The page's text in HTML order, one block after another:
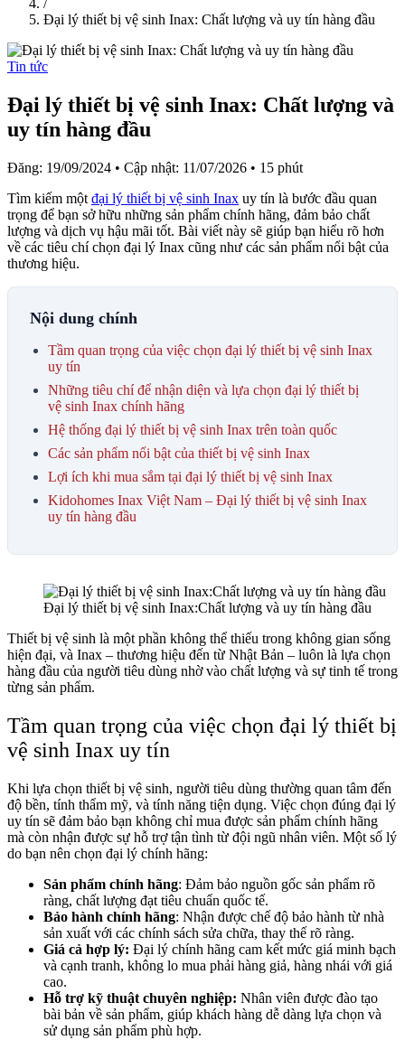
/
Đại lý thiết bị vệ sinh Inax: Chất lượng và uy tín hàng đầu
Tin tức
Đại lý thiết bị vệ sinh Inax: Chất lượng và
uy tín hàng đầu
Đăng: 19/09/2024 • Cập nhật: 11/07/2026 • 15 phút
Tìm kiếm một đại lý thiết bị vệ sinh Inax uy tín là bước đầu quan
trọng để bạn sở hữu những sản phẩm chính hãng, đảm bảo chất
lượng và dịch vụ hậu mãi tốt. Bài viết này sẽ giúp bạn hiểu rõ hơn
về các tiêu chí chọn đại lý Inax cũng như các sản phẩm nổi bật của
thương hiệu.
Nội dung chính
Tầm quan trọng của việc chọn đại lý thiết bị vệ sinh Inax
uy tín
Những tiêu chí để nhận diện và lựa chọn đại lý thiết bị
vệ sinh Inax chính hãng
Hệ thống đại lý thiết bị vệ sinh Inax trên toàn quốc
Các sản phẩm nổi bật của thiết bị vệ sinh Inax
Lợi ích khi mua sắm tại đại lý thiết bị vệ sinh Inax
Kidohomes Inax Việt Nam – Đại lý thiết bị vệ sinh Inax
uy tín hàng đầu
Đại lý thiết bị vệ sinh Inax:Chất lượng và uy tín hàng đầu
Thiết bị vệ sinh là một phần không thể thiếu trong không gian sống
hiện đại, và Inax – thương hiệu đến từ Nhật Bản – luôn là lựa chọn
hàng đầu của người tiêu dùng nhờ vào chất lượng và sự tinh tế trong
từng sản phẩm.
Tầm quan trọng của việc chọn đại lý thiết bị
vệ sinh Inax uy tín
Khi lựa chọn thiết bị vệ sinh, người tiêu dùng thường quan tâm đến
độ bền, tính thẩm mỹ, và tính năng tiện dụng. Việc chọn đúng đại lý
uy tín sẽ đảm bảo bạn không chỉ mua được sản phẩm chính hãng
mà còn nhận được sự hỗ trợ tận tình từ đội ngũ nhân viên. Một số lý
do bạn nên chọn đại lý chính hãng:
Sản phẩm chính hãng: Đảm bảo nguồn gốc sản phẩm rõ
ràng, chất lượng đạt tiêu chuẩn quốc tế.
Bảo hành chính hãng: Nhận được chế độ bảo hành từ nhà
sản xuất với các chính sách sửa chữa, thay thế rõ ràng.
Giá cả hợp lý: Đại lý chính hãng cam kết mức giá minh bạch
và cạnh tranh, không lo mua phải hàng giả, hàng nhái với giá
cao.
Hỗ trợ kỹ thuật chuyên nghiệp: Nhân viên được đào tạo
bài bản về sản phẩm, giúp khách hàng dễ dàng lựa chọn và
sử dụng sản phẩm phù hợp.